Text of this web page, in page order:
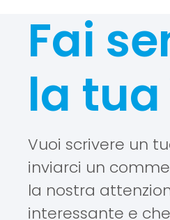
Fai
la tua
Vuoi scrivere un
inviarci un
la nostra
interessante e